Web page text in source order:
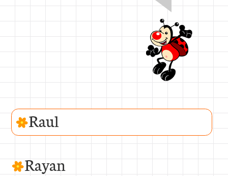
Raul
Rayan